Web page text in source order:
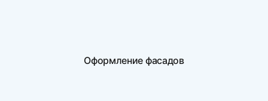
Оформление фасадов